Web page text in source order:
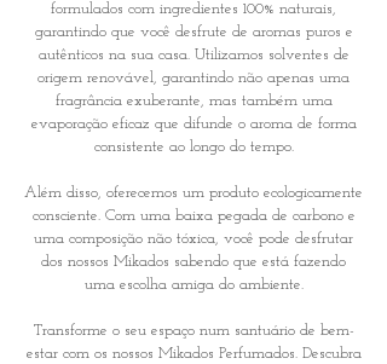
formulados com ingredientes 100% naturais,
garantindo que você desfrute de aromas puros e
autênticos na sua casa. Utilizamos solventes de
origem renovável, garantindo não apenas uma
fragrância exuberante, mas também uma
evaporação eficaz que difunde o aroma de forma
consistente ao longo do tempo.
Além disso, oferecemos um produto ecologicamente
consciente. Com uma baixa pegada de carbono e
uma composição não tóxica, você pode desfrutar
dos nossos Mikados sabendo que está fazendo
uma escolha amiga do ambiente.
Transforme o seu espaço num santuário de bem-
estar com os nossos Mikados Perfumados. Descubra